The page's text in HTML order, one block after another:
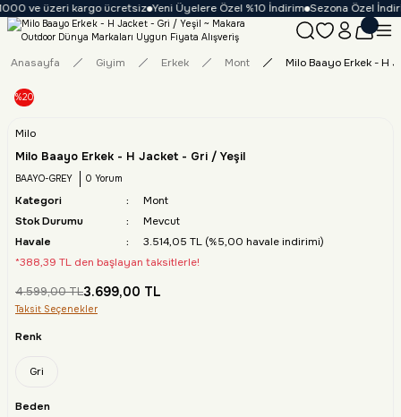
ve üzeri kargo ücretsiz Yeni Üyelere Özel %10 İndirim Sezona Özel
Anasayfa Giyim Erkek Mont Milo Baayo Erkek - H
%20
Milo
Milo Baayo Erkek - H Jacket - Gri / Yeşil
BAAYO-GREY 0 Yorum
Kategori
Mont
Stok Durumu
Mevcut
Havale
3.514,05 TL (%5,00 havale indirimi)
*388,39 TL den başlayan taksitlerle!
4.599,00 TL3.699,00 TL
Taksit Seçenekler
Renk
Gri
Beden